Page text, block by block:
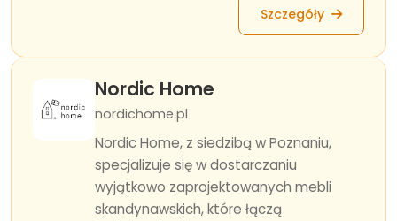
Szczegóły
Nordic Home
nordichome.pl
Nordic Home, z siedzibą w Poznaniu,
specjalizuje się w dostarczaniu
wyjątkowo zaprojektowanych mebli
skandynawskich, które łączą